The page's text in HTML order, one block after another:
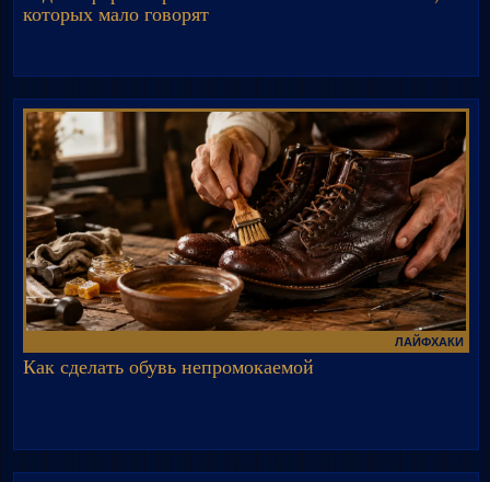
которых мало говорят
ЛАЙФХАКИ
Как сделать обувь непромокаемой